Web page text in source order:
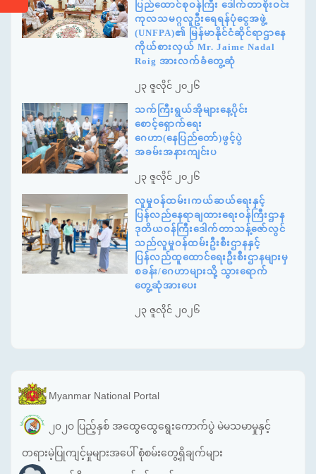
ပြည်ထောင်စုဝန်ကြီး ဒေါက်တာစိုးဝင်း
ကုလသမဂ္ဂလူဦးရေရန်ပုံငွေအဖွဲ့
(UNFPA)၏ မြန်မာနိုင်ငံဆိုင်ရာဌာနေ
ကိုယ်စားလှယ် Mr. Jaime Nadal
Roig အားလက်ခံတွေ့ဆုံ
၂၃ ဇူလိုင် ၂၀၂၆
သက်ကြီးရွယ်အိုများနေ့ပိုင်း
စောင့်ရှောက်ရေး
ဂေဟာ(နေပြည်တော်)ဖွင့်ပွဲ
အခမ်းအနားကျင်းပ
၂၃ ဇူလိုင် ၂၀၂၆
လူမှုဝန်ထမ်း၊ကယ်ဆယ်ရေးနှင့်
ပြန်လည်နေရာချထားရေးဝန်ကြီးဌာန
ဒုတိယဝန်ကြီးဒေါက်တာသန့်ဇော်လွင်
သည်လူမှုဝန်ထမ်းဦးစီးဌာနနှင့်
ပြန်လည်ထူထောင်ရေးဦးစီးဌာနများမှ
စခန်း/ဂေဟာများသို့ သွားရောက်
တွေ့ဆုံအားပေး
၂၃ ဇူလိုင် ၂၀၂၆
Myanmar National Portal
၂၀၂၀ ပြည့်နှစ် အထွေထွေရွေးကောက်ပွဲ မဲမသမာမှုနှင့်
တရားမဲ့ပြုကျင့်မှုများအပေါ် စုံစမ်းတွေ့ရှိချက်များ